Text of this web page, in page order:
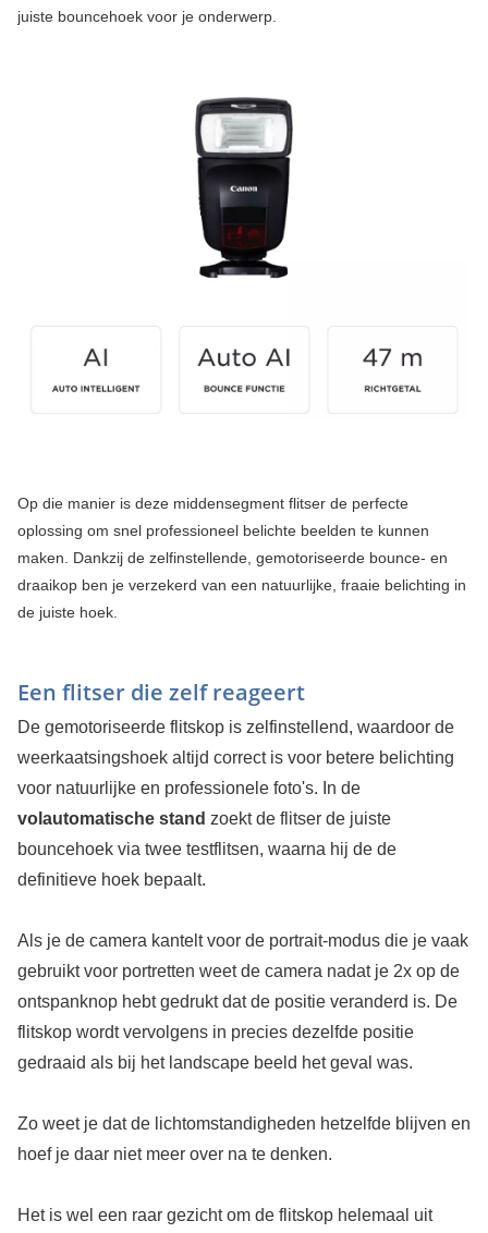
juiste bouncehoek voor je onderwerp.
Op die manier is deze middensegment flitser de perfecte
oplossing om snel professioneel belichte beelden te kunnen
maken. Dankzij de zelfinstellende, gemotoriseerde bounce- en
draaikop ben je verzekerd van een natuurlijke, fraaie belichting in
de juiste hoek.
Een flitser die zelf reageert
De gemotoriseerde flitskop is zelfinstellend, waardoor de
weerkaatsingshoek altijd correct is voor betere belichting
voor natuurlijke en professionele foto's. In de
volautomatische stand zoekt de flitser de juiste
bouncehoek via twee testflitsen, waarna hij de de
definitieve hoek bepaalt.
Als je de camera kantelt voor de portrait-modus die je vaak
gebruikt voor portretten weet de camera nadat je 2x op de
ontspanknop hebt gedrukt dat de positie veranderd is. De
flitskop wordt vervolgens in precies dezelfde positie
gedraaid als bij het landscape beeld het geval was.
Zo weet je dat de lichtomstandigheden hetzelfde blijven en
hoef je daar niet meer over na te denken.
Het is wel een raar gezicht om de flitskop helemaal uit